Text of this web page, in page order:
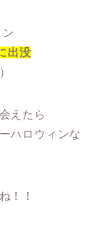
出没
えたら
ハロウィンな
！！